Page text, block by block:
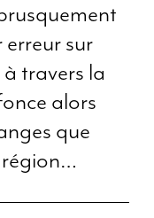
sur
travers la
alors
que
région…